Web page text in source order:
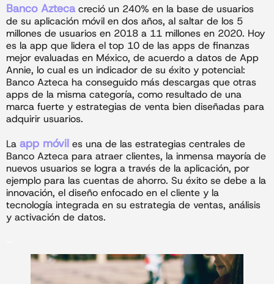
Banco Azteca creció un 240% en la base de usuarios
de su aplicación móvil en dos años, al saltar de los 5
millones de usuarios en 2018 a 11 millones en 2020. Hoy
es la app que lidera el top 10 de las apps de finanzas
mejor evaluadas en México, de acuerdo a datos de App
Annie, lo cual es un indicador de su éxito y potencial:
Banco Azteca ha conseguido más descargas que otras
apps de la misma categoría, como resultado de una
marca fuerte y estrategias de venta bien diseñadas para
adquirir usuarios.
La app móvil es una de las estrategias centrales de
Banco Azteca para atraer clientes, la inmensa mayoría de
nuevos usuarios se logra a través de la aplicación, por
ejemplo para las cuentas de ahorro. Su éxito se debe a la
innovación, el diseño enfocado en el cliente y la
tecnología integrada en su estrategia de ventas, análisis
y activación de datos.